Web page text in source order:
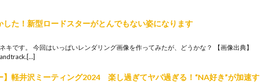
した！新型ロードスターがとんでもない姿になります
キです。 今回はいっぱいレンダリング画像を作ってみたが、どうかな？ 【画像出典】
】軽井沢ミーティング2024 楽し過ぎてヤバ過ぎる！“NA好き”が加速す